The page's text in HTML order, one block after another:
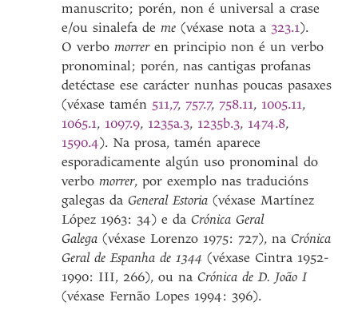
manuscrito; porén, non é universal a crase
e/ou sinalefa deme (véxase nota a 323.1).
O verbomorreren principio non é un verbo
pronominal; porén, nas cantigas profanas
detéctase ese carácter nunhas poucas pasaxes
(véxase tamén 511,7,757.7,758.11, 1005.11,
1065.1, 1097.9, 1235a.3, 1235b.3, 1474.8,
1590.4). Na prosa, tamén aparece
esporadicamente algún uso pronominal do
verbomorrer, por exemplo nas traducións
galegas daGeneral Estoria (véxase Martínez
López 1963: 34) e daCrónica Geral
Galega (véxase Lorenzo 1975: 727), naCrónica
Geral de Espanha de 1344 (véxase Cintra 1952-
1990: III, 266), ou naCrónica de D. João I
(véxase Fernão Lopes 1994: 396).